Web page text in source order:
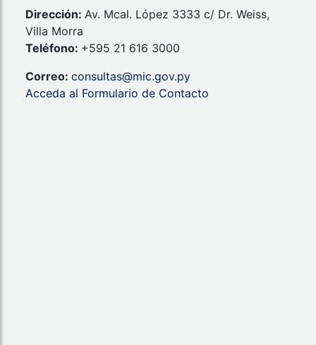
Dirección: Av. Mcal. López 3333 c/ Dr. Weiss,
Villa Morra
Teléfono: +595 21 616 3000
Correo: consultas@mic.gov.py
Acceda al Formulario de Contacto